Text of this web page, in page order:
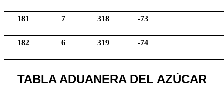
181 7 318 -73
182 6 319 -74
TABLA ADUANERA DEL AZÚCAR